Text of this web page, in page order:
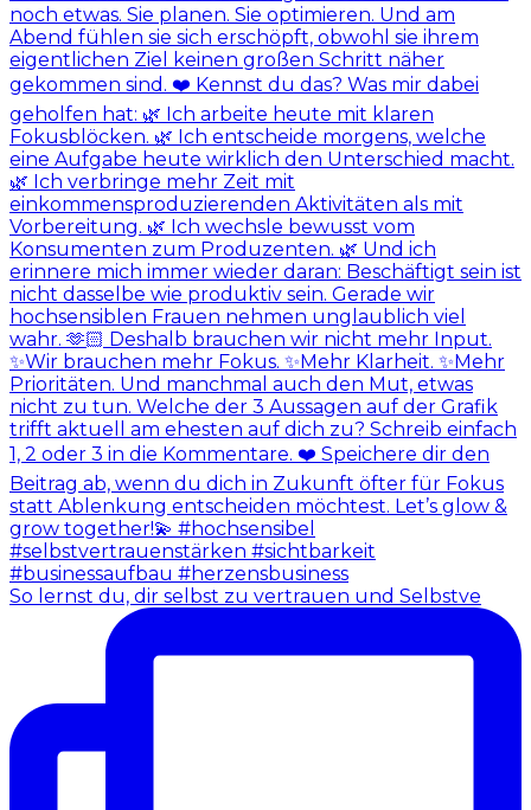
So lernst du, dir selbst zu vertrauen und Selbstve